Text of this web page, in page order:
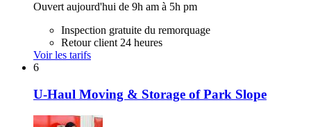
Ouvert aujourd'hui de 9h am à 5h pm
Inspection gratuite du remorquage
Retour client 24 heures
Voir les tarifs
6
U-Haul Moving & Storage of Park Slope